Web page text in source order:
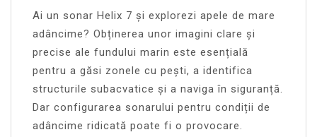
Ai un sonar Helix 7 și explorezi apele de mare
adâncime? Obținerea unor imagini clare și
precise ale fundului marin este esențială
pentru a găsi zonele cu pești, a identifica
structurile subacvatice și a naviga în siguranță.
Dar configurarea sonarului pentru condiții de
adâncime ridicată poate fi o provocare.